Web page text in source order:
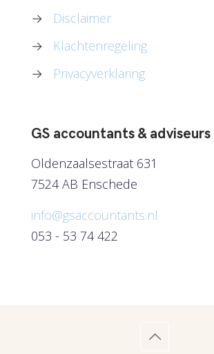
→
Disclaimer
→
Klachtenregeling
→
Privacyverklaring
GS accountants & adviseurs
Oldenzaalsestraat 631
7524 AB Enschede
info@gsaccountants.nl
053 - 53 74 422